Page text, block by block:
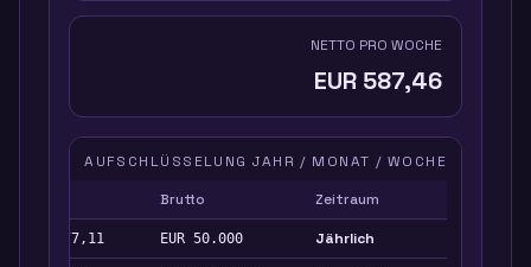
NETTO PRO WOCHE
587,46
EUR
AUFSCHLÜSSELUNG JAHR / MONAT / WOCHE
Zeitraum
Brutto
Jährlich
50.000
EUR
8.877,11